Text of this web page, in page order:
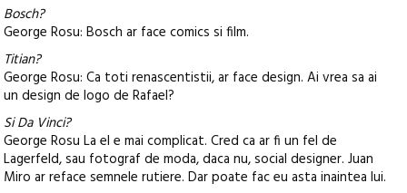
Bosch?
George Rosu: Bosch ar face comics si film.
Titian?
George Rosu: Ca toti renascentistii, ar face design. Ai vrea sa ai
un design de logo de Rafael?
Si Da Vinci?
George Rosu La el e mai complicat. Cred ca ar fi un fel de
Lagerfeld, sau fotograf de moda, daca nu, social designer. Juan
Miro ar reface semnele rutiere. Dar poate fac eu asta inaintea lui.